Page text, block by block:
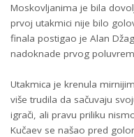
Moskovljanima je bila
prvoj utakmici nije bilo
finala postigao je Alan
nadoknade prvog
Utakmica je krenula
više trudila da sačuvaju
igrači, ali pravu priliku
Kučaev se našao pred